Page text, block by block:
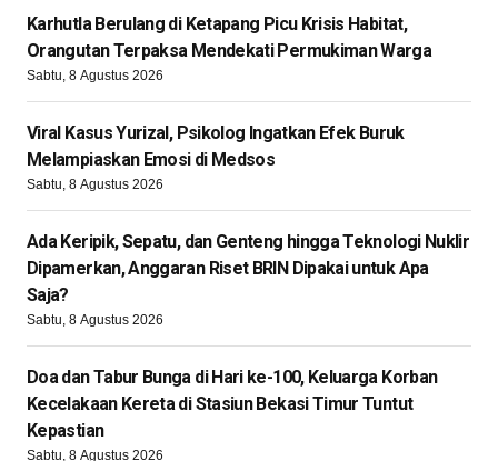
Karhutla Berulang di Ketapang Picu Krisis Habitat,
Orangutan Terpaksa Mendekati Permukiman Warga
Sabtu, 8 Agustus 2026
Viral Kasus Yurizal, Psikolog Ingatkan Efek Buruk
Melampiaskan Emosi di Medsos
Sabtu, 8 Agustus 2026
Ada Keripik, Sepatu, dan Genteng hingga Teknologi Nuklir
Dipamerkan, Anggaran Riset BRIN Dipakai untuk Apa
Saja?
Sabtu, 8 Agustus 2026
Doa dan Tabur Bunga di Hari ke-100, Keluarga Korban
Kecelakaan Kereta di Stasiun Bekasi Timur Tuntut
Kepastian
Sabtu, 8 Agustus 2026